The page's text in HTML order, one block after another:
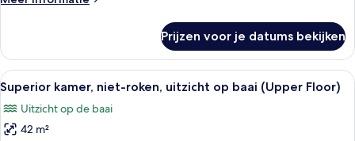
stad
kamer,
niet-
roken,
uitzicht
op
stad
Prijzen voor je datums bekijken
Alle
foto's
voor
Superior
Een hotelkamer met twee bedden,
7
Superior kamer, niet-roken, uitzicht op baai (Upper Floor)
Uitzicht op de baai
42 m²